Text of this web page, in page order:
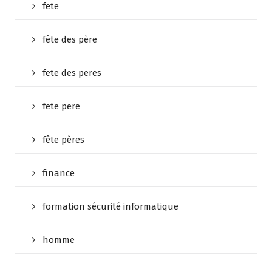
fete
fête des père
fete des peres
fete pere
fête pères
finance
formation sécurité informatique
homme